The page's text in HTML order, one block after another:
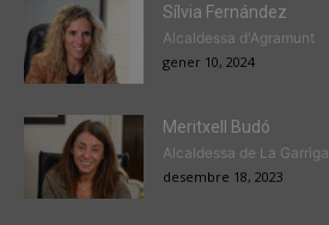
Sílvia Fernández
Alcaldessa d'Agramunt
gener 10, 2024
Meritxell Budó
Alcaldessa de La Garriga
desembre 18, 2023